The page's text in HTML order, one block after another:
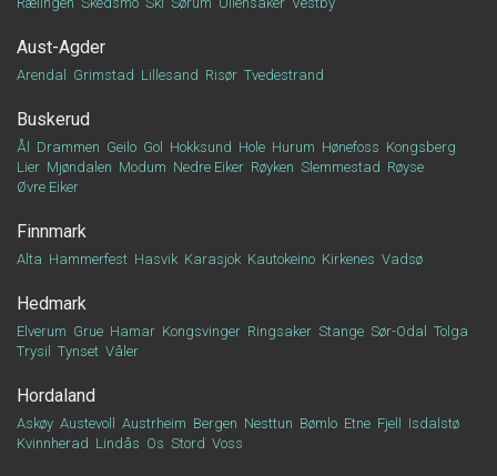
Aust-Agder
Arendal Grimstad Lillesand Risør Tvedestrand
Buskerud
Ål Drammen Geilo Gol Hokksund Hole Hurum Hønefoss Kongsberg
Lier Mjøndalen Modum Nedre Eiker Røyken Slemmestad Røyse
Øvre Eiker
Finnmark
Alta Hammerfest Hasvik Karasjok Kautokeino Kirkenes Vadsø
Hedmark
Elverum Grue Hamar Kongsvinger Ringsaker Stange Sør-Odal
Tolga
Trysil
Tynset Våler
Hordaland
Askøy Austevoll Austrheim Bergen Nesttun Bømlo Etne Fjell
Isdalstø
Kvinnherad Lindås Os Stord Voss